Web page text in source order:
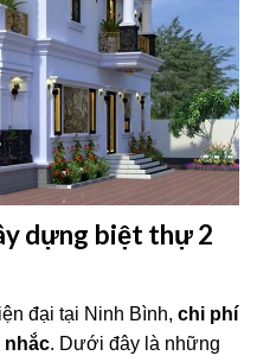
dựng biệt thự 2
đại tại Ninh Bình, chi phí
nhắc. Dưới đây là những